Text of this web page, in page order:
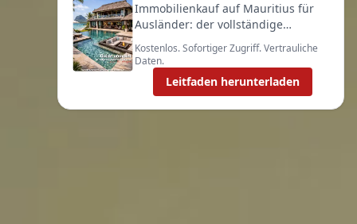
Immobilienkauf auf Mauritius für
Ausländer: der vollständige
Leitfaden 2025
Kostenlos. Sofortiger Zugriff. Vertrauliche
Daten.
Leitfaden herunterladen